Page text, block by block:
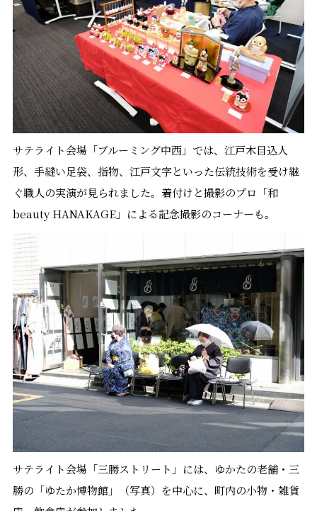
サテライト会場「ブルーミング中西」では、江戸木目込人
形、手縫い足袋、指物、江戸文字といった伝統技術を受け継
ぐ職人の実演が見られました。着付けと撮影のプロ「和
beauty HANAKAGE」による記念撮影のコーナーも。
サテライト会場「三勝ストリート」には、ゆかたの老舗・三
勝の「ゆたか博物館」（写真）を中心に、町内の小物・雑貨